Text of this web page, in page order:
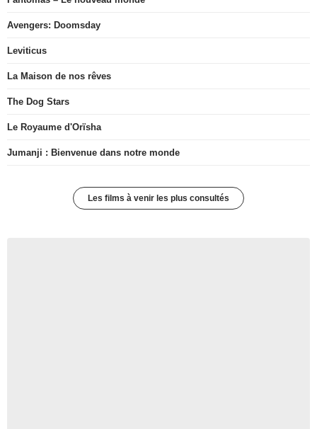
Avengers: Doomsday
Leviticus
La Maison de nos rêves
The Dog Stars
Le Royaume d'Orïsha
Jumanji : Bienvenue dans notre monde
Les films à venir les plus consultés